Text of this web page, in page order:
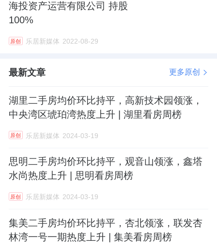
海投资产运营有限公司 持股
100%
原创 乐居新媒体 2022-08-29
最新文章 更多原创
湖里二手房均价环比持平，高新技术园领涨，
中央湾区琥珀湾热度上升 | 湖里看房周榜
原创 乐居新媒体 2024-03-19
思明二手房均价环比持平，观音山领涨，鑫塔
水尚热度上升 | 思明看房周榜
原创 乐居新媒体 2024-03-19
集美二手房均价环比持平，杏北领涨，联发杏
林湾一号一期热度上升 | 集美看房周榜